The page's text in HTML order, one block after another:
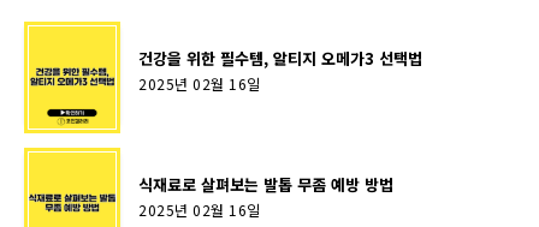
건강을 위한 필수템, 알티지 오메가3 선택법
2025년 02월 16일
식재료로 살펴보는 발톱 무좀 예방 방법
2025년 02월 16일